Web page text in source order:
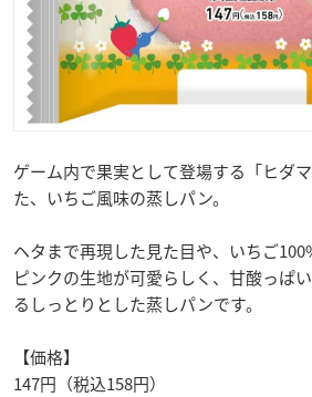
ゲーム内で果実として登場する「ヒダ
た、いちご風味の蒸しパン。
ヘタまで再現した見た目や、いちご
ピンクの生地が可愛らしく、甘酸っぱ
るしっとりとした蒸しパンです。
【価格】
147円（税込158円）